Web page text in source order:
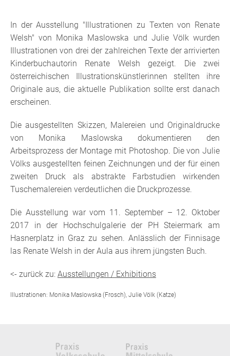
In der Ausstellung "Illustrationen zu Texten von Renate
Welsh" von Monika Maslowska und Julie Völk wurden
Illustrationen von drei der zahlreichen Texte der arrivierten
Kinderbuchautorin Renate Welsh gezeigt. Die zwei
österreichischen Illustrationskünstlerinnen stellten ihre
Originale aus, die aktuelle Publikation sollte erst danach
erscheinen.
Die ausgestellten Skizzen, Malereien und Originaldrucke
von Monika Maslowska dokumentieren den
Arbeitsprozess der Montage mit Photoshop. Die von Julie
Völks ausgestellten feinen Zeichnungen und der für einen
zweiten Druck als abstrakte Farbstudien wirkenden
Tuschemalereien verdeutlichen die Druckprozesse.
Die Ausstellung war vom 11. September – 12. Oktober
2017 in der Hochschulgalerie der PH Steiermark am
Hasnerplatz in Graz zu sehen. Anlässlich der Finnisage
las Renate Welsh in der Aula aus ihrem jüngsten Buch.
<- zurück zu: Ausstellungen / Exhibitions
Illustrationen: Monika Maslowska (Frosch), Julie Völk (Katze)